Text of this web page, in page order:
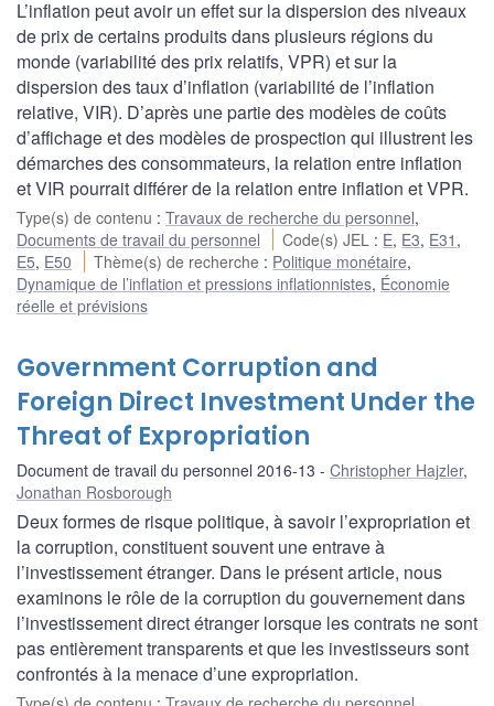
L’inflation peut avoir un effet sur la dispersion des niveaux
de prix de certains produits dans plusieurs régions du
monde (variabilité des prix relatifs, VPR) et sur la
dispersion des taux d’inflation (variabilité de l’inflation
relative, VIR). D’après une partie des modèles de coûts
d’affichage et des modèles de prospection qui illustrent les
démarches des consommateurs, la relation entre inflation
et VIR pourrait différer de la relation entre inflation et VPR.
Type(s) de contenu : Travaux de recherche du personnel,
Documents de travail du personnel
Code(s) JEL : E, E3, E31 ,
E5, E50 Thème(s) de recherche : Politique monétaire,
Dynamique de l’inflation et pressions inflationnistes, Économie
réelle et prévisions
Government Corruption and
Foreign Direct Investment Under the
Threat of Expropriation
Document de travail du personnel 2016-13 Christopher Hajzler,
Jonathan Rosborough
Deux formes de risque politique, à savoir l’expropriation et
la corruption, constituent souvent une entrave à
l’investissement étranger. Dans le présent article, nous
examinons le rôle de la corruption du gouvernement dans
l’investissement direct étranger lorsque les contrats ne sont
pas entièrement transparents et que les investisseurs sont
confrontés à la menace d’une expropriation.